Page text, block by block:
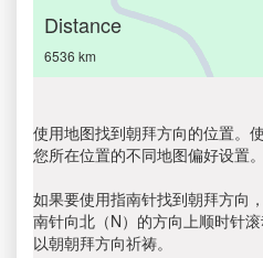
Distance
6536 km
使用地图找到朝拜方向的位置。
您所在位置的不同地图偏好设置。
如果要使用指南针找到朝拜方向
南针向北（N）的方向上顺时针
以朝朝拜方向祈祷。